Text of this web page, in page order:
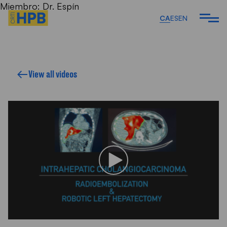
CAESEN
I
Miembro: Dr. Espín
View all videos